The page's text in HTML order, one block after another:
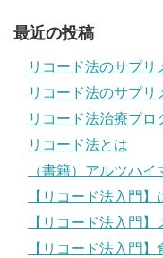
最近の投稿
リコード法のサプリ
リコード法のサプリ
リコード法治療プ
リコード法とは
（書籍）アルツハ
【リコード法入門
【リコード法入門
【リコード法入門